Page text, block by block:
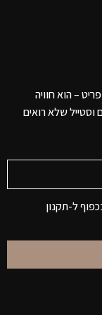
– הוא חוויה
וסטייל שלא רואים
ל-תקנון